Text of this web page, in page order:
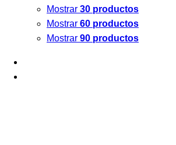
Mostrar 30 productos
Mostrar 60 productos
Mostrar 90 productos